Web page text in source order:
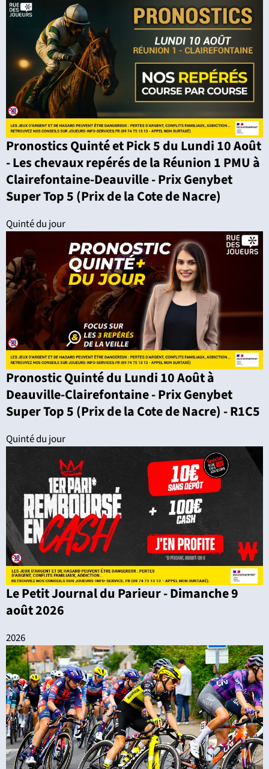
Pronostics Quinté et Pick 5 du Lundi 10 Août
- Les chevaux repérés de la Réunion 1 PMU à
Clairefontaine-Deauville - Prix Genybet
Super Top 5 (Prix de la Cote de Nacre)
Quinté du jour
Pronostic Quinté du Lundi 10 Août à
Deauville-Clairefontaine - Prix Genybet
Super Top 5 (Prix de la Cote de Nacre) - R1C5
Quinté du jour
Le Petit Journal du Parieur - Dimanche 9
août 2026
2026